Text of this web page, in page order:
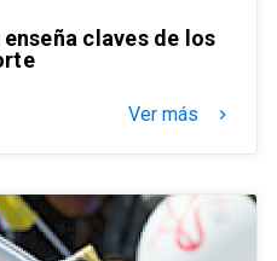
claves de los
Ver más keyboard_arrow_right